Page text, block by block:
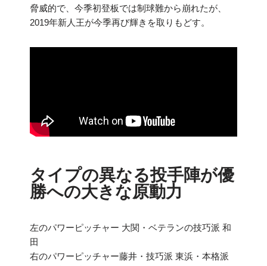
脅威的で、今季初登板では制球難から崩れたが、
2019年新人王が今季再び輝きを取りもどす。
タイプの異なる投手陣が優
勝への大きな原動力
左のパワーピッチャー 大関・ベテランの技巧派 和
田
右のパワーピッチャー藤井・技巧派 東浜・本格派